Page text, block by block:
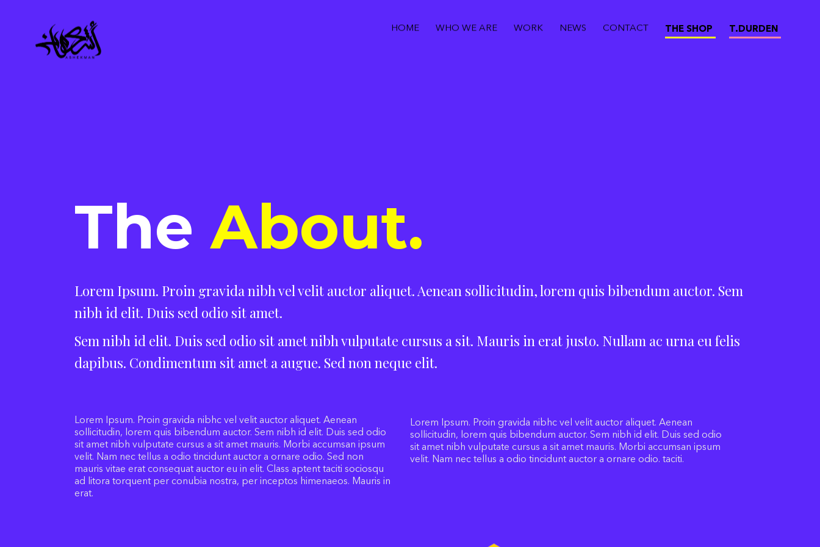
HOME WHO WE ARE WORK NEWS CONTACT THE SHOP T.DURDEN
The About.
Lorem Ipsum. Proin gravida nibh vel velit auctor aliquet. Aenean sollicitudin, lorem quis bibendum auctor. Sem
nibh id elit. Duis sed odio sit amet.
Sem nibh id elit. Duis sed odio sit amet nibh vulputate cursus a sit. Mauris in erat justo. Nullam ac urna eu felis
dapibus. Condimentum sit amet a augue. Sed non neque elit.
Lorem Ipsum. Proin gravida nibhc vel velit auctor aliquet. Aenean
sollicitudin, lorem quis bibendum auctor. Sem nibh id elit. Duis sed odio
sit amet nibh vulputate cursus a sit amet mauris. Morbi accumsan ipsum
velit. Nam nec tellus a odio tincidunt auctor a ornare odio. Sed non
mauris vitae erat consequat auctor eu in elit. Class aptent taciti sociosqu
ad litora torquent per conubia nostra, per inceptos himenaeos. Mauris in
erat.
Lorem Ipsum. Proin gravida nibhc vel velit auctor aliquet. Aenean
sollicitudin, lorem quis bibendum auctor. Sem nibh id elit. Duis sed odio
sit amet nibh vulputate cursus a sit amet mauris. Morbi accumsan ipsum
velit. Nam nec tellus a odio tincidunt auctor a ornare odio. taciti.